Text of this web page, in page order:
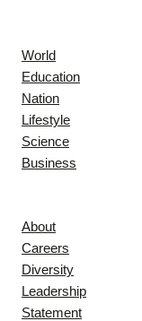
World
Education
Nation
Lifestyle
Science
Business
About
Careers
Diversity
Leadership
Statement